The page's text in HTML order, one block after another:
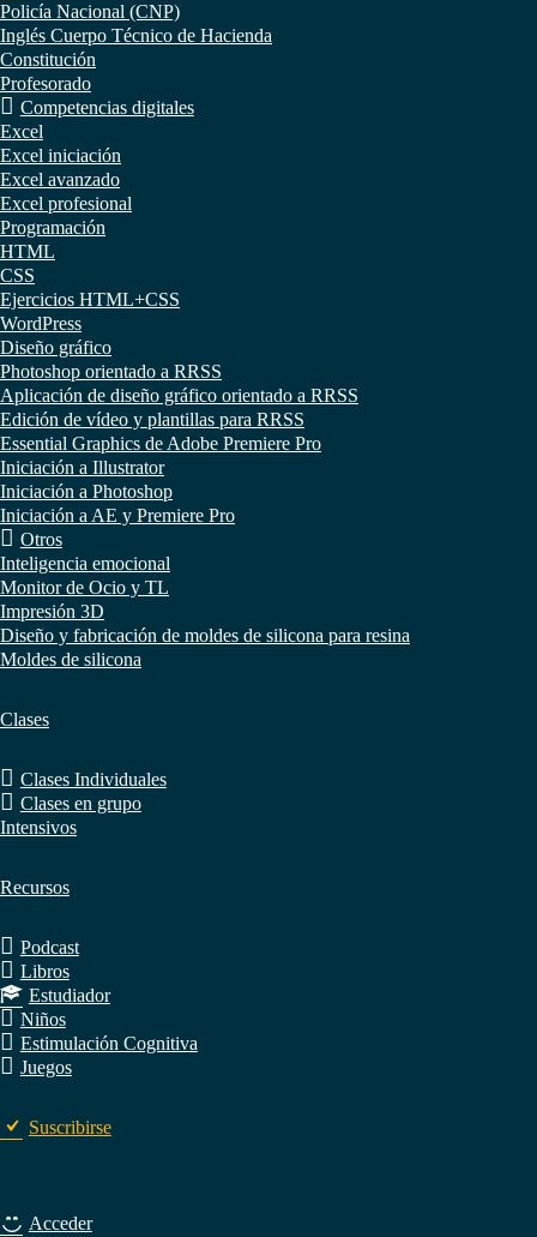
Policía Nacional (CNP)
Inglés Cuerpo Técnico de Hacienda
Constitución
Profesorado
Competencias digitales
Excel
Excel iniciación
Excel avanzado
Excel profesional
Programación
HTML
CSS
Ejercicios HTML+CSS
WordPress
Diseño gráfico
Photoshop orientado a RRSS
Aplicación de diseño gráfico orientado a RRSS
Edición de vídeo y plantillas para RRSS
Essential Graphics de Adobe Premiere Pro
Iniciación a Illustrator
Iniciación a Photoshop
Iniciación a AE y Premiere Pro
Otros
Inteligencia emocional
Monitor de Ocio y TL
Impresión 3D
Diseño y fabricación de moldes de silicona para resina
Moldes de silicona
Clases
Clases Individuales
Clases en grupo
Intensivos
Recursos
Podcast
Libros
Estudiador
Niños
Estimulación Cognitiva
Juegos
Suscribirse
Acceder